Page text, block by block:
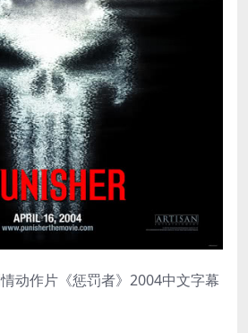
动作片《惩罚者》2004中文字幕